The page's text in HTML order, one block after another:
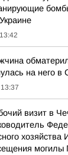
13:42
на него в
13:37
визит в
хозяйства
могилы